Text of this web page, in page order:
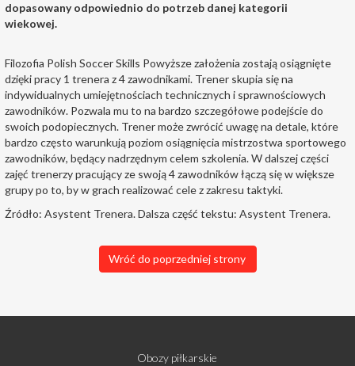
dopasowany odpowiednio do potrzeb danej kategorii
wiekowej.
Filozofia Polish Soccer Skills Powyższe założenia zostają osiągnięte
dzięki pracy 1 trenera z 4 zawodnikami. Trener skupia się na
indywidualnych umiejętnościach technicznych i sprawnościowych
zawodników. Pozwala mu to na bardzo szczegółowe podejście do
swoich podopiecznych. Trener może zwrócić uwagę na detale, które
bardzo często warunkują poziom osiągnięcia mistrzostwa sportowego
zawodników, będący nadrzędnym celem szkolenia. W dalszej części
zajęć trenerzy pracujący ze swoją 4 zawodników łączą się w większe
grupy po to, by w grach realizować cele z zakresu taktyki.
Źródło: Asystent Trenera. Dalsza część tekstu: Asystent Trenera.
Wróć do poprzedniej strony
Obozy piłkarskie